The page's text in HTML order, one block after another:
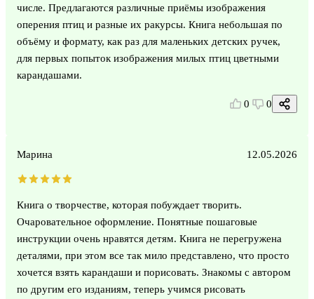
числе. Предлагаются различные приёмы изображения
оперения птиц и разные их ракурсы. Книга небольшая по
объёму и формату, как раз для маленьких детских ручек,
для первых попыток изображения милых птиц цветными
карандашами.
0 0
Марина 12.05.2026
Книга о творчестве, которая побуждает творить.
Очаровательное оформление. Понятные пошаговые
инструкции очень нравятся детям. Книга не перегружена
деталями, при этом все так мило представлено, что просто
хочется взять карандаши и порисовать. Знакомы с автором
по другим его изданиям, теперь учимся рисовать